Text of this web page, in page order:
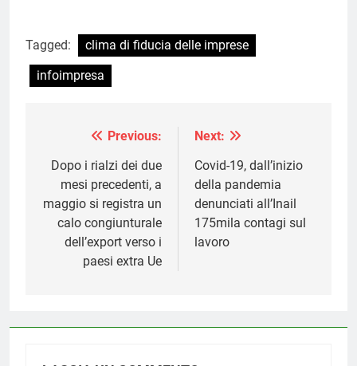
Tagged:
clima di fiducia delle imprese
infoimpresa
Navigazione
articoli
Previous:
Dopo i rialzi dei due
mesi precedenti, a
maggio si registra un
calo congiunturale
dell’export verso i
paesi extra Ue
Next:
Covid-19, dall’inizio
della pandemia
denunciati all’Inail
175mila contagi sul
lavoro